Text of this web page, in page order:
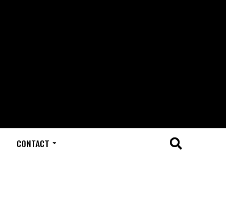
CONTACT